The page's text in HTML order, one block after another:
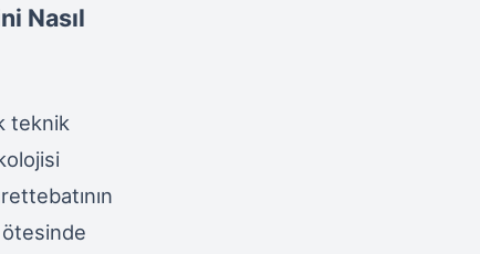
Nasıl
teknik
ötesinde